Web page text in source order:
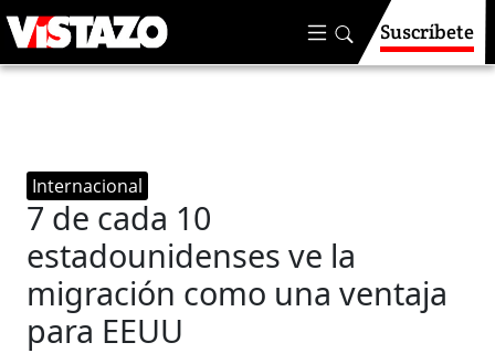
Suscríbete
Internacional
7 de cada 10
estadounidenses ve la
migración como una ventaja
para EEUU